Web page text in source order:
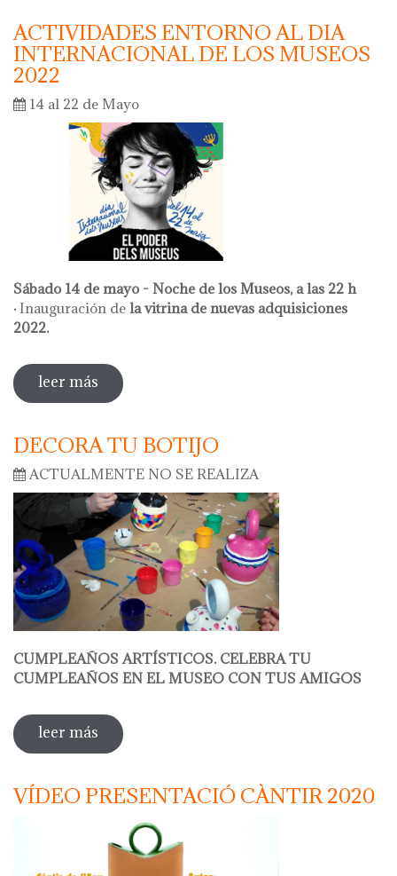
ACTIVIDADES ENTORNO AL DIA
INTERNACIONAL DE LOS MUSEOS
2022
14 al 22 de Mayo
Sábado 14 de mayo - Noche de los Museos, a las 22 h
· Inauguración de la vitrina de nuevas adquisiciones
2022.
leer más sobre actividades entorno al dia
internacional de los museos 2022
DECORA TU BOTIJO
ACTUALMENTE NO SE REALIZA
CUMPLEAÑOS ARTÍSTICOS. CELEBRA TU
CUMPLEAÑOS EN EL MUSEO CON TUS AMIGOS
leer más sobre decora tu botijo
VÍDEO PRESENTACIÓ CÀNTIR 2020